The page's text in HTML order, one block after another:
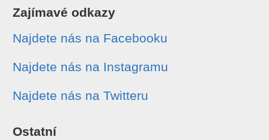
Zajímavé odkazy
Najdete nás na Facebooku
Najdete nás na Instagramu
Najdete nás na Twitteru
Ostatní